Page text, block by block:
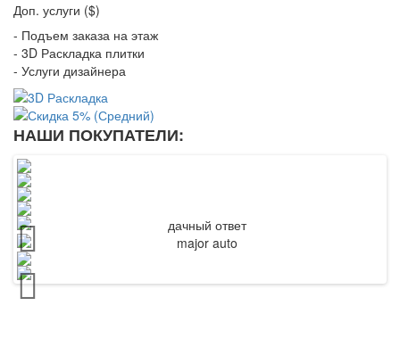
Доп. услуги ($)
- Подъем заказа на этаж
- 3D Раскладка плитки
- Услуги дизайнера
НАШИ ПОКУПАТЕЛИ: